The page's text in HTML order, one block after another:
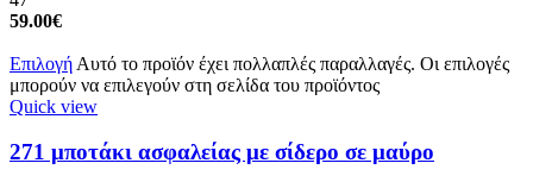
59.00€
Επιλογή Αυτό το προϊόν έχει πολλαπλές παραλλαγές. Οι επιλογές
μπορούν να επιλεγούν στη σελίδα του προϊόντος
Quick view
271 μποτάκι ασφαλείας με σίδερο σε μαύρο